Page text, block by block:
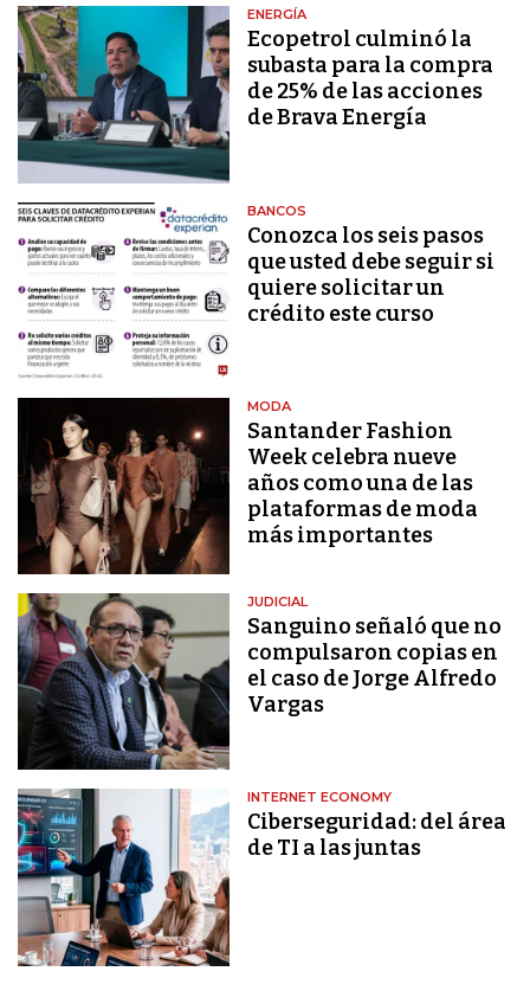
ENERGÍA
Ecopetrol culminó la
subasta para la compra
de 25% de las acciones
de Brava Energía
BANCOS
Conozca los seis pasos
que usted debe seguir si
quiere solicitar un
crédito este curso
MODA
Santander Fashion
Week celebra nueve
años como una de las
plataformas de moda
más importantes
JUDICIAL
Sanguino señaló que no
compulsaron copias en
el caso de Jorge Alfredo
Vargas
INTERNET ECONOMY
Ciberseguridad: del área
de TI a las juntas